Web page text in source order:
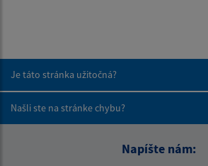
Je táto stránka užitočná?
Našli ste na stránke chybu?
Napíšte nám: